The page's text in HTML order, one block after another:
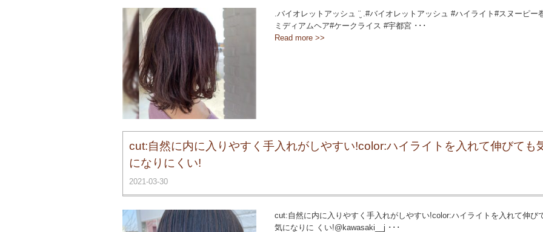
.バイオレットアッシュ ¨̮ .#バイオレットアッシュ #ハイライト#スヌーピー
ミディアムヘア#ケークライス #宇都宮 ･･･
Read more >>
cut:自然に内に入りやすく手入れがしやすい!color:ハイライトを入れて伸びても
になりにくい!
2021-03-30
cut:自然に内に入りやすく手入れがしやすい!color:ハイライトを入れて伸び
気になりに くい!@kawasaki__j ･･･